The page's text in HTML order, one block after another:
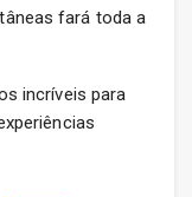
fará toda a
incríveis para